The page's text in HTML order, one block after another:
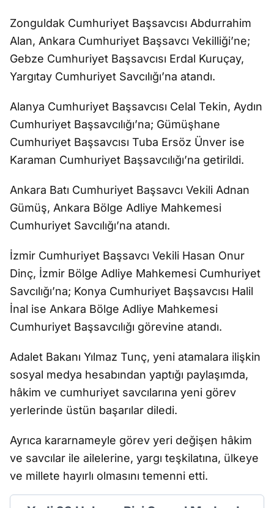
Zonguldak Cumhuriyet Başsavcısı Abdurrahim
Alan, Ankara Cumhuriyet Başsavcı Vekilliği’ne;
Gebze Cumhuriyet Başsavcısı Erdal Kuruçay,
Yargıtay Cumhuriyet Savcılığı’na atandı.
Alanya Cumhuriyet Başsavcısı Celal Tekin, Aydın
Cumhuriyet Başsavcılığı’na; Gümüşhane
Cumhuriyet Başsavcısı Tuba Ersöz Ünver ise
Karaman Cumhuriyet Başsavcılığı’na getirildi.
Ankara Batı Cumhuriyet Başsavcı Vekili Adnan
Gümüş, Ankara Bölge Adliye Mahkemesi
Cumhuriyet Savcılığı’na atandı.
İzmir Cumhuriyet Başsavcı Vekili Hasan Onur
Dinç, İzmir Bölge Adliye Mahkemesi Cumhuriyet
Savcılığı’na; Konya Cumhuriyet Başsavcısı Halil
İnal ise Ankara Bölge Adliye Mahkemesi
Cumhuriyet Başsavcılığı görevine atandı.
Adalet Bakanı Yılmaz Tunç, yeni atamalara ilişkin
sosyal medya hesabından yaptığı paylaşımda,
hâkim ve cumhuriyet savcılarına yeni görev
yerlerinde üstün başarılar diledi.
Ayrıca kararnameyle görev yeri değişen hâkim
ve savcılar ile ailelerine, yargı teşkilatına, ülkeye
ve millete hayırlı olmasını temenni etti.